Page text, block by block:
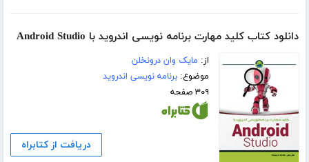
دانلود کتاب کلید مهارت برنامه نویسی اندروید با Android Studio
از: مایک وان درونخلن
موضوع:برنامه نویسی اندروید
۳۰۹ صفحه
دریافت از کتابراه